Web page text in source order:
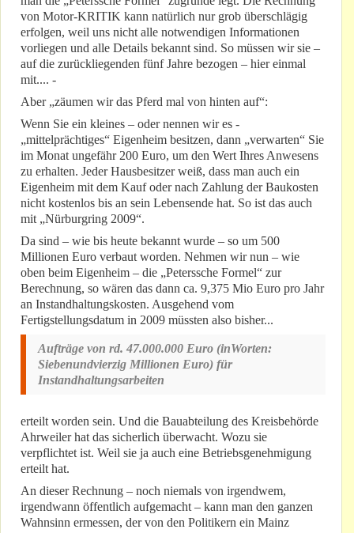
von Motor-KRITIK kann natürlich nur grob überschlägig
erfolgen, weil uns nicht alle notwendigen Informationen
vorliegen und alle Details bekannt sind. So müssen wir sie –
auf die zurückliegenden fünf Jahre bezogen – hier einmal
mit.... -
Aber „zäumen wir das Pferd mal von hinten auf“:
Wenn Sie ein kleines – oder nennen wir es -
„mittelprächtiges“ Eigenheim besitzen, dann „verwarten“ Sie
im Monat ungefähr 200 Euro, um den Wert Ihres Anwesens
zu erhalten. Jeder Hausbesitzer weiß, dass man auch ein
Eigenheim mit dem Kauf oder nach Zahlung der Baukosten
nicht kostenlos bis an sein Lebensende hat. So ist das auch
mit „Nürburgring 2009“.
Da sind – wie bis heute bekannt wurde – so um 500
Millionen Euro verbaut worden. Nehmen wir nun – wie
oben beim Eigenheim – die „Peterssche Formel“ zur
Berechnung, so wären das dann ca. 9,375 Mio Euro pro Jahr
an Instandhaltungskosten. Ausgehend vom
Fertigstellungsdatum in 2009 müssten also bisher...
Aufträge von rd. 47.000.000 Euro (inWorten:
Siebenundvierzig Millionen Euro) für
Instandhaltungsarbeiten
erteilt worden sein. Und die Bauabteilung des Kreisbehörde
Ahrweiler hat das sicherlich überwacht. Wozu sie
verpflichtet ist. Weil sie ja auch eine Betriebsgenehmigung
erteilt hat.
An dieser Rechnung – noch niemals von irgendwem,
irgendwann öffentlich aufgemacht – kann man den ganzen
Wahnsinn ermessen, der von den Politikern ein Mainz